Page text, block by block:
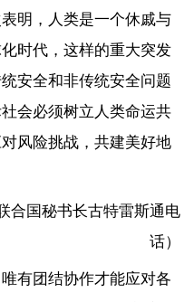
明，人类是一个休戚与
时代，这样的重大突发
安全和非传统安全问题
会必须树立人类命运共
风险挑战，共建美好地
合国秘书长古特雷斯通电
话）
有团结协作才能应对各